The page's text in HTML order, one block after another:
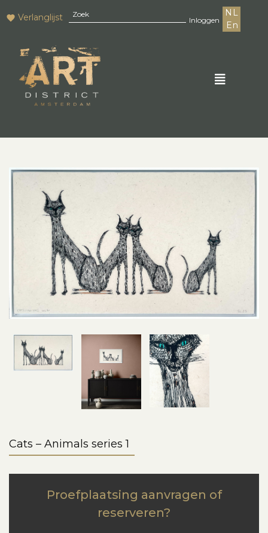
Verlanglijst Inloggen
NL
En
Cats – Animals series 1
Proefplaatsing aanvragen of
reserveren?